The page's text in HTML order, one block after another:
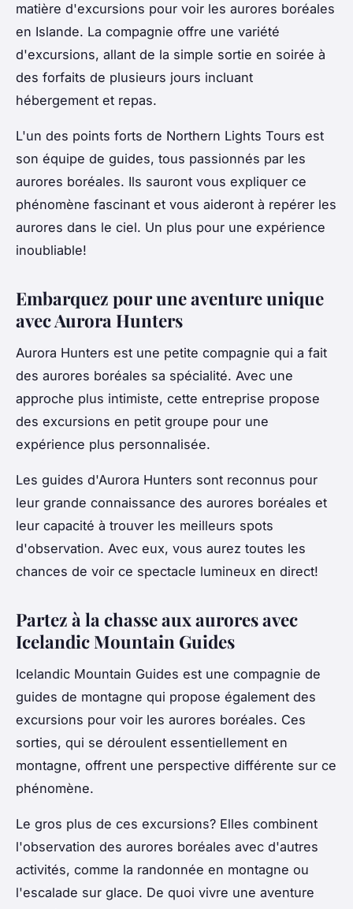
matière d'excursions pour voir les aurores boréales
en Islande. La compagnie offre une variété
d'excursions, allant de la simple sortie en soirée à
des forfaits de plusieurs jours incluant
hébergement et repas.
L'un des points forts de Northern Lights Tours est
son équipe de guides, tous passionnés par les
aurores boréales. Ils sauront vous expliquer ce
phénomène fascinant et vous aideront à repérer les
aurores dans le ciel. Un plus pour une expérience
inoubliable!
Embarquez pour une aventure unique
avec Aurora Hunters
Aurora Hunters est une petite compagnie qui a fait
des aurores boréales sa spécialité. Avec une
approche plus intimiste, cette entreprise propose
des excursions en petit groupe pour une
expérience plus personnalisée.
Les guides d'Aurora Hunters sont reconnus pour
leur grande connaissance des aurores boréales et
leur capacité à trouver les meilleurs spots
d'observation. Avec eux, vous aurez toutes les
chances de voir ce spectacle lumineux en direct!
Partez à la chasse aux aurores avec
Icelandic Mountain Guides
Icelandic Mountain Guides est une compagnie de
guides de montagne qui propose également des
excursions pour voir les aurores boréales. Ces
sorties, qui se déroulent essentiellement en
montagne, offrent une perspective différente sur ce
phénomène.
Le gros plus de ces excursions? Elles combinent
l'observation des aurores boréales avec d'autres
activités, comme la randonnée en montagne ou
l'escalade sur glace. De quoi vivre une aventure